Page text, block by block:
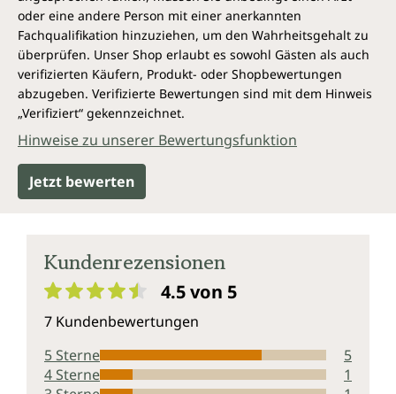
oder eine andere Person mit einer anerkannten
Fachqualifikation hinzuziehen, um den Wahrheitsgehalt zu
überprüfen. Unser Shop erlaubt es sowohl Gästen als auch
verifizierten Käufern, Produkt- oder Shopbewertungen
abzugeben. Verifizierte Bewertungen sind mit dem Hinweis
„Verifiziert“ gekennzeichnet.
Hinweise zu unserer Bewertungsfunktion
Jetzt bewerten
Kundenrezensionen
4.5 von 5
7 Kundenbewertungen
5 Sterne
5
4 Sterne
1